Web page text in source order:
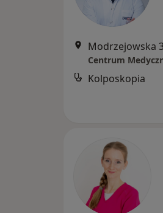
Modrzejowska
Centrum
Kolposkopia